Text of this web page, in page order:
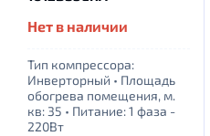
Нет в наличии
Тип компрессора:
Инверторный • Площадь
обогрева помещения, м.
кв: 35 • Питание: 1 фаза -
220Вт